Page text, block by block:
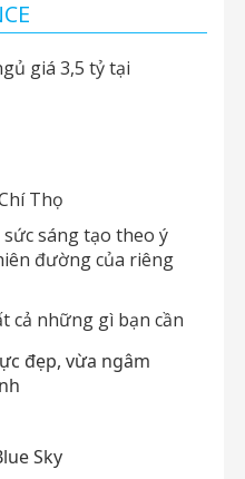
giá 3,5 tỷ tại
Thọ
sáng tạo theo ý
đường của riêng
cả những gì bạn cần
đẹp, vừa ngâm
Sky